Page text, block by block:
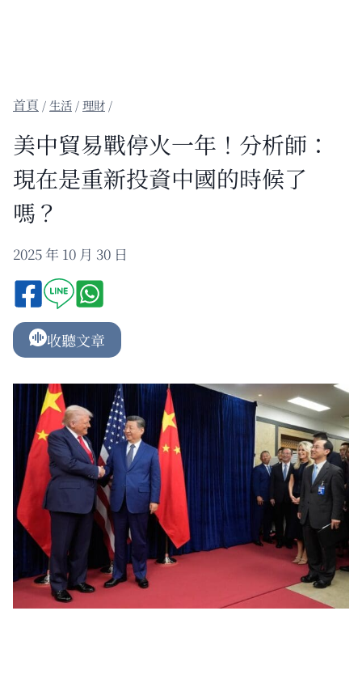
/生活 /理財 /
美中貿易戰停火一年！分析師：
現在是重新投資中國的時候了
嗎？
2025 年 10 月 30 日
收聽文章